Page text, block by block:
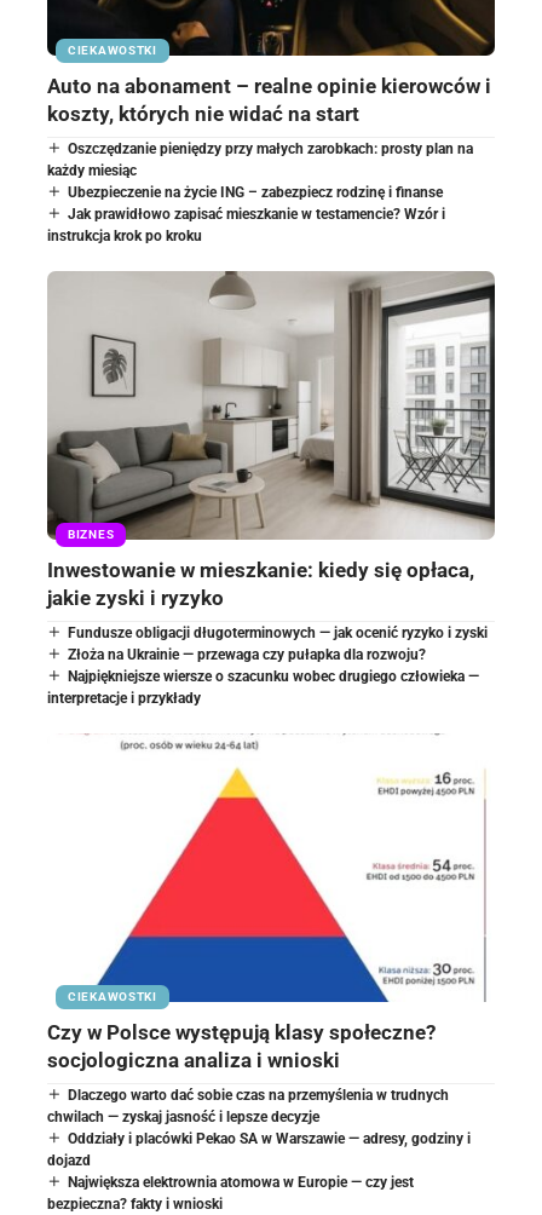
CIEKAWOSTKI
Auto na abonament – realne opinie kierowców i
koszty, których nie widać na start
Oszczędzanie pieniędzy przy małych zarobkach: prosty plan na
każdy miesiąc
Ubezpieczenie na życie ING – zabezpiecz rodzinę i finanse
Jak prawidłowo zapisać mieszkanie w testamencie? Wzór i
instrukcja krok po kroku
BIZNES
Inwestowanie w mieszkanie: kiedy się opłaca,
jakie zyski i ryzyko
Fundusze obligacji długoterminowych — jak ocenić ryzyko i zyski
Złoża na Ukrainie — przewaga czy pułapka dla rozwoju?
Najpiękniejsze wiersze o szacunku wobec drugiego człowieka —
interpretacje i przykłady
CIEKAWOSTKI
Czy w Polsce występują klasy społeczne?
socjologiczna analiza i wnioski
Dlaczego warto dać sobie czas na przemyślenia w trudnych
chwilach — zyskaj jasność i lepsze decyzje
Oddziały i placówki Pekao SA w Warszawie — adresy, godziny i
dojazd
Największa elektrownia atomowa w Europie — czy jest
bezpieczna? fakty i wnioski